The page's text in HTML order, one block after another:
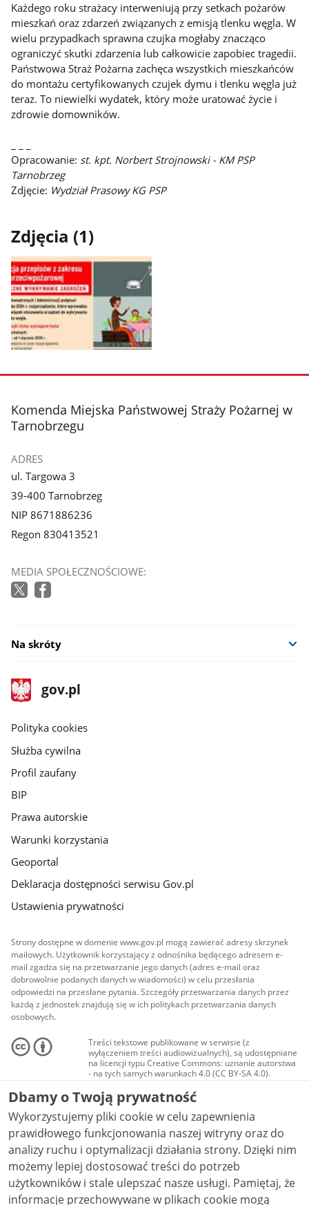
Każdego roku strażacy interweniują przy setkach pożarów
mieszkań oraz zdarzeń związanych z emisją tlenku węgla. W
wielu przypadkach sprawna czujka mogłaby znacząco
ograniczyć skutki zdarzenia lub całkowicie zapobiec tragedii.
Państwowa Straż Pożarna zachęca wszystkich mieszkańców
do montażu certyfikowanych czujek dymu i tlenku węgla już
teraz. To niewielki wydatek, który może uratować życie i
zdrowie domowników.
Opracowanie: st. kpt. Norbert Strojnowski - KM PSP
Tarnobrzeg
Zdjęcie: Wydział Prasowy KG PSP
Zdjęcia (1)
zdjęcie
galerii.
stopka
Komenda Miejska Państwowej Straży Pożarnej w
Tarnobrzegu
ADRES
ul. Targowa 3
39-400 Tarnobrzeg
NIP 8671886236
Regon 830413521
MEDIA SPOŁECZNOŚCIOWE:
Na skróty
stopka
gov.pl
Strona
gov.pl
gov.pl
Polityka cookies
Służba cywilna
Profil zaufany
BIP
Prawa autorskie
Warunki korzystania
Geoportal
Deklaracja dostępności serwisu Gov.pl
Ustawienia prywatności
Strony dostępne w domenie www.gov.pl mogą zawierać adresy skrzynek
mailowych. Użytkownik korzystający z odnośnika będącego adresem e-
mail zgadza się na przetwarzanie jego danych (adres e-mail oraz
dobrowolnie podanych danych w wiadomości) w celu przesłania
odpowiedzi na przesłane pytania. Szczegóły przetwarzania danych przez
każdą z jednostek znajdują się w ich politykach przetwarzania danych
osobowych.
Treści tekstowe publikowane w serwisie (z
wyłączeniem treści audiowizualnych), są udostępniane
na licencji typu Creative Commons: uznanie autorstwa
- na tych samych warunkach 4.0 (CC BY-SA 4.0).
Materiały audiowizualne, w tym zdjęcia, materiały
audio i wideo, są udostępniane na licencji typu
Creative Commons: uznanie autorstwa użycie
niekomercyjne - bez utworów zależnych 4.0 (CC BY-
NC-ND 4.0), o ile nie jest to stwierdzone inaczej.
Dbamy o Twoją prywatność
Wykorzystujemy pliki cookie w celu zapewnienia
prawidłowego funkcjonowania naszej witryny oraz do
analizy ruchu i optymalizacji działania strony. Dzięki nim
możemy lepiej dostosować treści do potrzeb
użytkowników i stale ulepszać nasze usługi. Pamiętaj, że
informacje przechowywane w plikach cookie mogą